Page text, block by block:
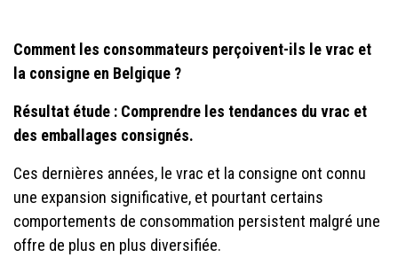
Comment les consommateurs perçoivent-ils le vrac et
la consigne en Belgique ?
Résultat étude : Comprendre les tendances du vrac et
des emballages consignés.
Ces dernières années, le vrac et la consigne ont connu
une expansion significative, et pourtant certains
comportements de consommation persistent malgré une
offre de plus en plus diversifiée.